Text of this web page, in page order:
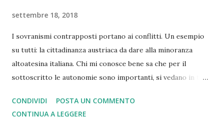
settembre 18, 2018
I sovranismi contrapposti portano ai conflitti. Un esempio
su tutti: la cittadinanza austriaca da dare alla minoranza
altoatesina italiana. Chi mi conosce bene sa che per il
sottoscritto le autonomie sono importanti, si vedano in tal
https://statiunitieuropa.blogspot.com/2017/10/stati-
uniti-deuropa-una-soluzione-per.html
CONDIVIDI
POSTA UN COMMENTO
CONTINUA A LEGGERE